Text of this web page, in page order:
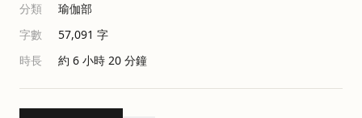
分類
瑜伽部
字數
57,091 字
時長
約 6 小時 20 分鐘